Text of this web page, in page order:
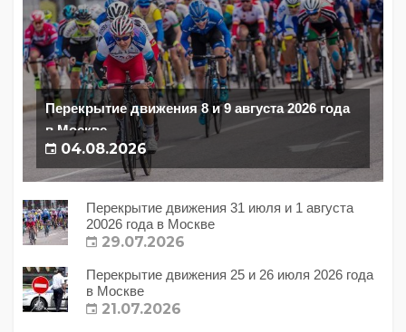
Перекрытие движения 8 и 9 августа 2026 года
в Москве
04.08.2026
Перекрытие движения 31 июля и 1 августа
20026 года в Москве
29.07.2026
Перекрытие движения 25 и 26 июля 2026 года
в Москве
21.07.2026